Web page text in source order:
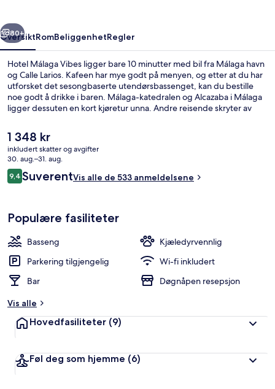
Neste
80+
OversiktRomBeliggenhetRegler
Hotel Málaga Vibes ligger bare 10 minutter med bil fra Málaga havn
og Calle Larios. Kafeen har mye godt på menyen, og etter at du har
utforsket det sesongbaserte utendørsbassenget, kan du bestille
noe godt å drikke i baren. Málaga-katedralen og Alcazaba i Málaga
ligger dessuten en kort kjøretur unna. Andre reisende skryter av
kollektivtransport fra overnattingsstedet: Det tar 7 minutter å gå til
Puerta Blanca stasjon og 12 minutter å gå til Palacio de los Deportes
stasjon.
Den
nåværende
prisen
er
1 348 kr
1 348 kr
inkludert skatter og avgifter
30. aug.–31. aug.
Anmeldelser
9,49,4 av 10 –
SuverentVis alle de 533 anmeldelsene
Populære fasiliteter
Basseng
Kjæledyrvennlig
Parkering tilgjengelig
Wi-fi inkludert
Bar
Døgnåpen resepsjon
Vis alle
Hovedfasiliteter (9)
Føl deg som hjemme (6)